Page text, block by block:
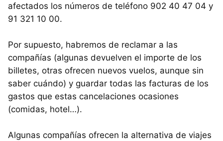
afectados los números de teléfono 902 40 47 04 y
91 321 10 00.
Por supuesto, habremos de reclamar a las
compañías (algunas devuelven el importe de los
billetes, otras ofrecen nuevos vuelos, aunque sin
saber cuándo) y guardar todas las facturas de los
gastos que estas cancelaciones ocasiones
(comidas, hotel…).
Algunas compañías ofrecen la alternativa de viajes